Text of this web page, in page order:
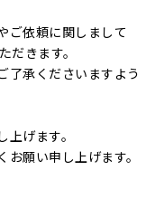
ご依頼に関しまして
だきます。
了承くださいますよう
げます。
願い申し上げます。